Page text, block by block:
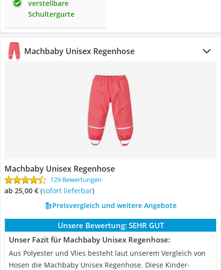
verstellbare
Schultergurte
Machbaby Unisex Regenhose
Machbaby Unisex Regenhose
129 Bewertungen
ab 25,00 € ( Sofort lieferbar)
Preisvergleich und weitere Angebote
Unsere Bewertung: SEHR GUT
Unser Fazit für Machbaby Unisex Regenhose:
Aus Polyester und Vlies besteht laut unserem Vergleich von
Hosen die Machbaby Unisex Regenhose. Diese Kinder-